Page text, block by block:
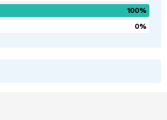
100%
0%